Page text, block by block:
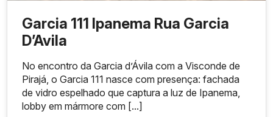
Garcia 111 Ipanema Rua Garcia
D’Avila
No encontro da Garcia d’Ávila com a Visconde de
Pirajá, o Garcia 111 nasce com presença: fachada
de vidro espelhado que captura a luz de Ipanema,
lobby em mármore com [...]